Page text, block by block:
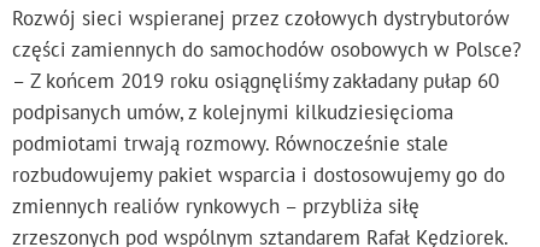
Rozwój sieci wspieranej przez czołowych dystrybutorów
części zamiennych do samochodów osobowych w Polsce?
– Z końcem 2019 roku osiągnęliśmy zakładany pułap 60
podpisanych umów, z kolejnymi kilkudziesięcioma
podmiotami trwają rozmowy. Równocześnie stale
rozbudowujemy pakiet wsparcia i dostosowujemy go do
zmiennych realiów rynkowych – przybliża siłę
zrzeszonych pod wspólnym sztandarem Rafał Kędziorek.